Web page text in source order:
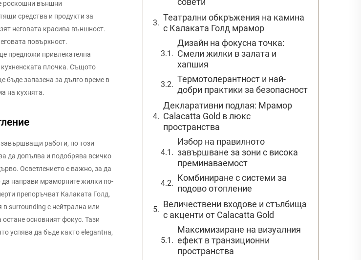
роскошни външни
средства и продукти за
неговата красива външност.
повърхност.
предложи привлекателна
плочка. Същото
бъде запазена за дълго време в
на кухнята.
работи, по този
да допълва и подобрява всичко
Осветлението е важно, за да
направи мраморните жилки по-
препоръчват Калаката Голд,
surrounding с нейтрална или
основният фокус. Тази
успява да бъде както elegantна,
Театрални обкръжения на камина
с Калаката Голд мрамор
Дизайн на фокусна точка:
Смели жилки в залата и
хапшия
Термотолерантност и най-
добри практики за безопасност
Декларативни подлая: Мрамор
Calacatta Gold в люкс
пространства
Избор на правилното
завършване за зони с висока
преминаваемост
Комбиниране с системи за
подово отопление
Величествени входове и стълбища
с акценти от Calacatta Gold
Максимизиране на визуалния
ефект в транзиционни
пространства